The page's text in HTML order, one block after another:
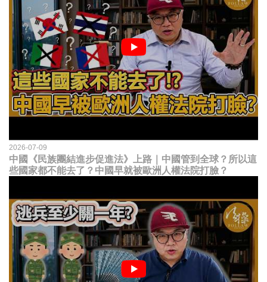
2026-07-09
中國《民族團結進步促進法》上路｜中國管到全球？所以這
些國家都不能去了？中國早就被歐洲人權法院打臉？